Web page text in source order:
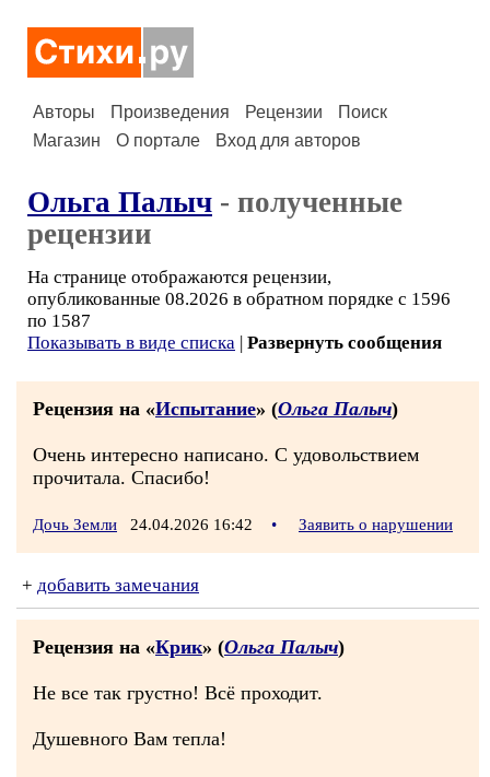
Авторы Произведения Рецензии
Поиск
Магазин
О портале Вход для авторов
Ольга Палыч - полученные
рецензии
На странице отображаются рецензии,
опубликованные 08.2026 в обратном порядке с 1596
по 1587
Показывать в виде списка | Развернуть сообщения
Рецензия на «Испытание» (Ольга Палыч)
Очень интересно написано. С удовольствием
прочитала. Спасибо!
Дочь Земли 24.04.2026 16:42 • Заявить о нарушении
+ добавить замечания
Рецензия на «Крик» (Ольга Палыч)
Не все так грустно! Всё проходит.
Душевного Вам тепла!